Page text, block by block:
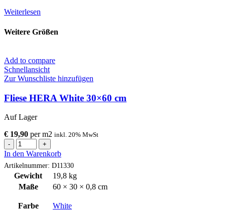
Weiterlesen
Weitere Größen
Add to compare
Schnellansicht
Zur Wunschliste hinzufügen
Fliese HERA White 30×60 cm
Auf Lager
€ 19,90 perm2 inkl. 20% MwSt
Fliese
HERA
30x60
cm
Menge
In den Warenkorb
Artikelnummer: D11330
Gewicht
19,8 kg
Maße
60 × 30 × 0,8 cm
Farbe White